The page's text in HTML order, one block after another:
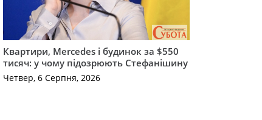
Квартири, Mercedes і будинок за $550
тисяч: у чому підозрюють Стефанішину
Четвер, 6 Серпня, 2026